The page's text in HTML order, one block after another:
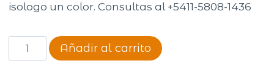
isologo un color. Consultas al +5411-5808-1436
Mochila
portanotebook
Añadir al carrito